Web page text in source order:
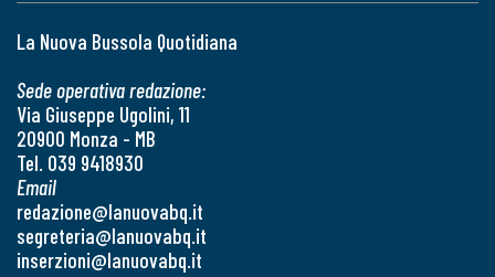
La Nuova Bussola Quotidiana
Sede operativa redazione:
Via Giuseppe Ugolini, 11
20900 Monza - MB
Tel. 039 9418930
Email
redazione@lanuovabq.it
segreteria@lanuovabq.it
inserzioni@lanuovabq.it